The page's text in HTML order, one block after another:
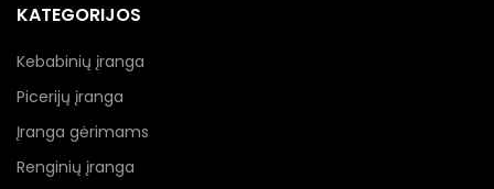
KATEGORIJOS
Kebabinių įranga
Picerijų įranga
Įranga gėrimams
Renginių įranga